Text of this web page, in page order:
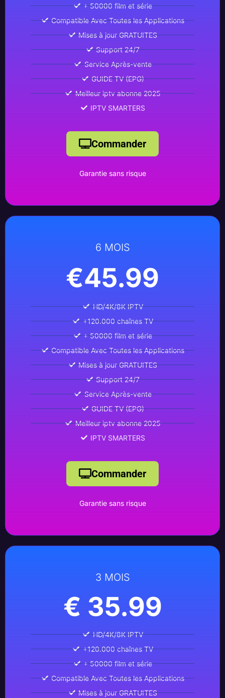
+ 50000 film et série
Compatible Avec Toutes les Applications
Mises à jour GRATUITES
Support 24/7
Service Après-vente
GUIDE TV (EPG)
Meilleur iptv abonne 2025
IPTV SMARTERS
Commander
Garantie sans risque
6 MOIS
€45.99
HD/4K/8K IPTV
+120.000 chaînes TV
+ 50000 film et série
Compatible Avec Toutes les Applications
Mises à jour GRATUITES
Support 24/7
Service Après-vente
GUIDE TV (EPG)
Meilleur iptv abonne 2025
IPTV SMARTERS
Commander
Garantie sans risque
3 MOIS
€ 35.99
HD/4K/8K IPTV
+120.000 chaînes TV
+ 50000 film et série
Compatible Avec Toutes les Applications
Mises à jour GRATUITES